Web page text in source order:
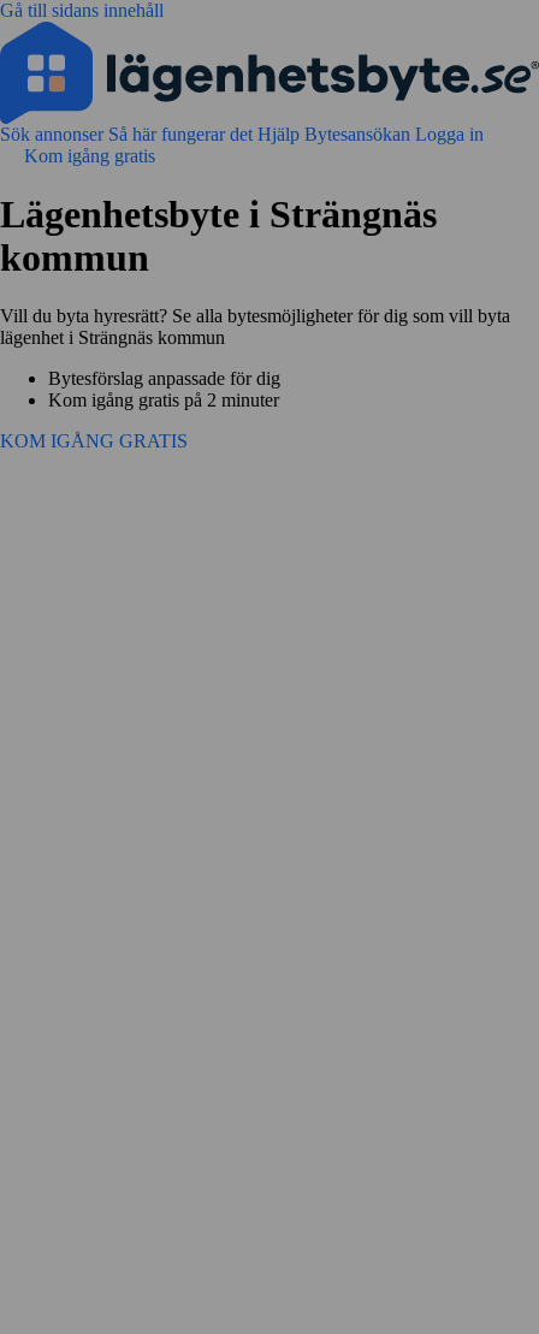
Gå till sidans innehåll
Sök annonser Så här fungerar det Hjälp Bytesansökan Logga in
Kom igång gratis
Lägenhetsbyte i Strängnäs
kommun
Vill du byta hyresrätt? Se alla bytesmöjligheter för dig som vill byta
lägenhet i Strängnäs kommun
Bytesförslag anpassade för dig
Kom igång gratis på 2 minuter
KOM IGÅNG GRATIS